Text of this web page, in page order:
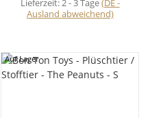
Lieferzeit:2 - 3 Tage(DE -
Ausland abweichend)
Auf Lager